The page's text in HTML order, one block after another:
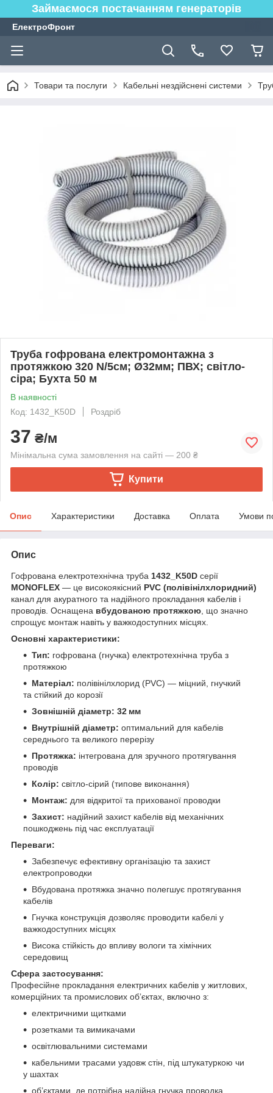
Займаємося постачанням генераторів
ЕлектроФронт
Товари та послуги Кабельні нездійснені системи
Труба гофрована електромонтажна з
протяжкою 320 N/5см; Ø32мм; ПВХ; світло-
сіра; Бухта 50 м
В наявності
Код: 1432_K50D
Роздріб
37 ₴/м
Мінімальна сума замовлення на сайті — 200 ₴
Купити
Опис Характеристики Доставка Оплата Умови
Опис
Гофрована електротехнічна труба 1432_K50D серії
MONOFLEX — це високоякісний PVC (полівінілхлоридний)
канал для акуратного та надійного прокладання кабелів і
проводів. Оснащена вбудованою протяжкою , що значно
спрощує монтаж навіть у важкодоступних місцях.
Основні характеристики:
Тип: гофрована (гнучка) електротехнічна труба з
протяжкою
Матеріал: полівінілхлорид (PVC) — міцний, гнучкий
та стійкий до корозії
Зовнішній діаметр: 32 мм
Внутрішній діаметр: оптимальний для кабелів
середнього та великого перерізу
Протяжка: інтегрована для зручного протягування
проводів
Колір: світло‑сірий (типове виконання)
Монтаж: для відкритої та прихованої проводки
Захист: надійний захист кабелів від механічних
пошкоджень під час експлуатації
Переваги:
Забезпечує ефективну організацію та захист
електропроводки
Вбудована протяжка значно полегшує протягування
кабелів
Гнучка конструкція дозволяє проводити кабелі у
важкодоступних місцях
Висока стійкість до впливу вологи та хімічних
середовищ
Сфера застосування:
Професійне прокладання електричних кабелів у житлових,
комерційних та промислових об’єктах, включно з:
електричними щитками
розетками та вимикачами
освітлювальними системами
кабельними трасами уздовж стін, під штукатуркою чи
у шахтах
об’єктами, де потрібна надійна гнучка проводка